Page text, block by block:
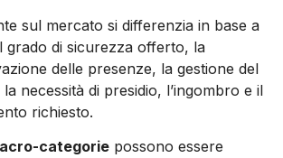
sul mercato si differenzia in base a
grado di sicurezza offerto, la
delle presenze, la gestione del
necessità di presidio, l’ingombro e il
richiesto.
categorie possono essere